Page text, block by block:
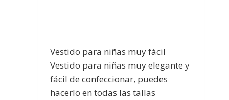
Vestido para niñas muy fácil
Vestido para niñas muy elegante y
fácil de confeccionar, puedes
hacerlo en todas las tallas